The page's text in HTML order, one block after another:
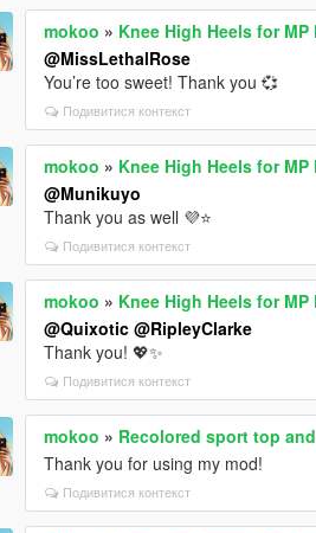
mokoo » Knee High Heels for MP
@MissLethalRose
You’re too sweet! Thank you 💞
Подивитися контекст
mokoo » Knee High Heels for MP
@Munikuyo
Thank you as well 💜⭐️
Подивитися контекст
mokoo » Knee High Heels for MP
@Quixotic @RipleyClarke
Thank you! 💖✨
Подивитися контекст
mokoo » Recolored sport top
Thank you for using my mod!
Подивитися контекст